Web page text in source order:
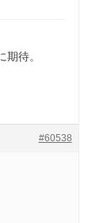
待。
#60538